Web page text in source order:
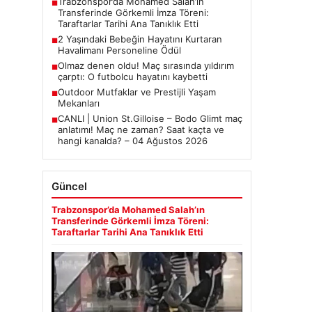
■
Transferinde Görkemli İmza Töreni:
Taraftarlar Tarihi Ana Tanıklık Etti
■2 Yaşındaki Bebeğin Hayatını Kurtaran
Havalimanı Personeline Ödül
■Olmaz denen oldu! Maç sırasında yıldırım
çarptı: O futbolcu hayatını kaybetti
■Outdoor Mutfaklar ve Prestijli Yaşam
Mekanları
■CANLI | Union St.Gilloise – Bodo Glimt maç
anlatımı! Maç ne zaman? Saat kaçta ve
hangi kanalda? – 04 Ağustos 2026
Güncel
Trabzonspor’da Mohamed Salah’ın
Transferinde Görkemli İmza Töreni:
Taraftarlar Tarihi Ana Tanıklık Etti